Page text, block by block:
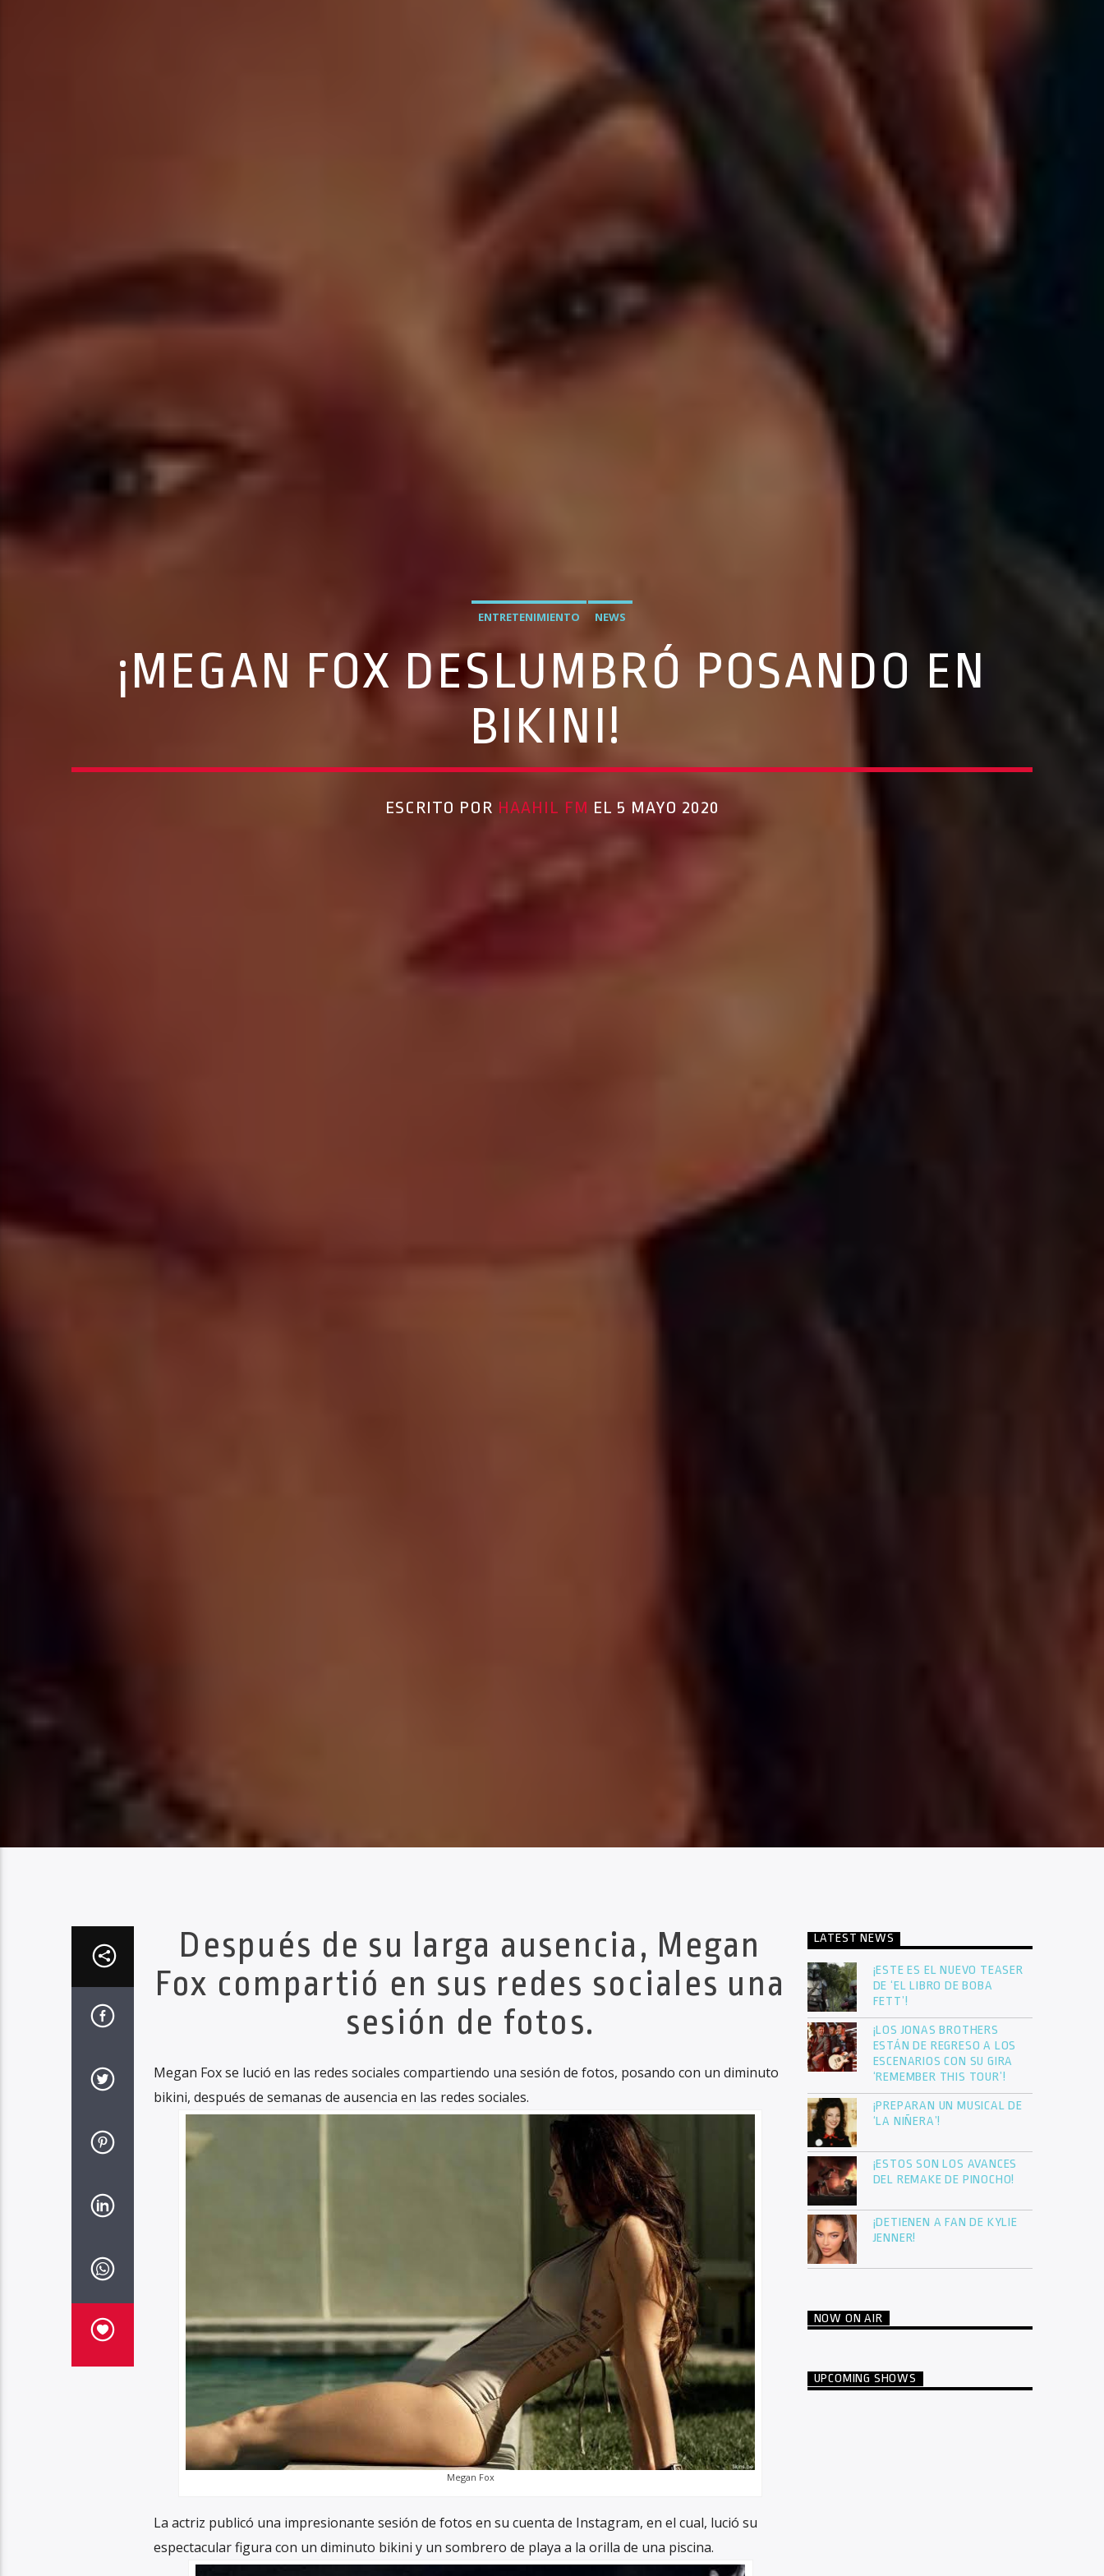
ENTRETENIMIENTO NEWS
¡MEGAN FOX DESLUMBRÓ POSANDO EN
BIKINI!
ESCRITO POR HAAHIL FM EL 5 MAYO 2020
Después de su larga ausencia, Megan
Fox compartió en sus redes sociales una
sesión de fotos.
Megan Fox se lució en las redes sociales compartiendo una sesión de fotos, posando con un diminuto
bikini, después de semanas de ausencia en las redes sociales.
Megan Fox
La actriz publicó una impresionante sesión de fotos en su cuenta de Instagram, en el cual, lució su
espectacular figura con un diminuto bikini y un sombrero de playa a la orilla de una piscina.
LATEST NEWS
¡ESTE ES EL NUEVO TEASER
DE ‘EL LIBRO DE BOBA
FETT’!
¡LOS JONAS BROTHERS
ESTÁN DE REGRESO A LOS
ESCENARIOS CON SU GIRA
‘REMEMBER THIS TOUR’!
¡PREPARAN UN MUSICAL DE
‘LA NIÑERA’!
¡ESTOS SON LOS AVANCES
DEL REMAKE DE PINOCHO!
¡DETIENEN A FAN DE KYLIE
JENNER!
NOW ON AIR
UPCOMING SHOWS